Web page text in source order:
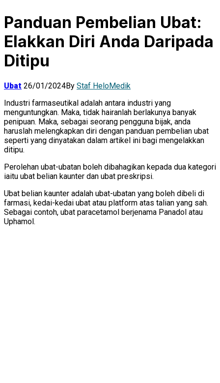
Panduan Pembelian Ubat:
Elakkan Diri Anda Daripada
Ditipu
Ubat 26/01/2024By Staf HeloMedik
Industri farmaseutikal adalah antara industri yang
menguntungkan. Maka, tidak hairanlah berlakunya banyak
penipuan. Maka, sebagai seorang pengguna bijak, anda
haruslah melengkapkan diri dengan panduan pembelian ubat
seperti yang dinyatakan dalam artikel ini bagi mengelakkan
ditipu.
Perolehan ubat-ubatan boleh dibahagikan kepada dua kategori
iaitu ubat belian kaunter dan ubat preskripsi.
Ubat belian kaunter adalah ubat-ubatan yang boleh dibeli di
farmasi, kedai-kedai ubat atau platform atas talian yang sah.
Sebagai contoh, ubat paracetamol berjenama Panadol atau
Uphamol.